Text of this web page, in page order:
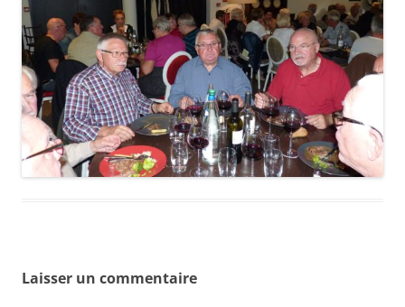
Laisser un commentaire